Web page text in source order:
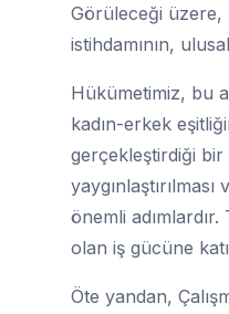
Görüleceği üzere,
istihdamının,
Hükümetimiz, bu
kadın-erkek
gerçekleştirdiği bir
önemli
olan iş gücüne
Öte yandan,